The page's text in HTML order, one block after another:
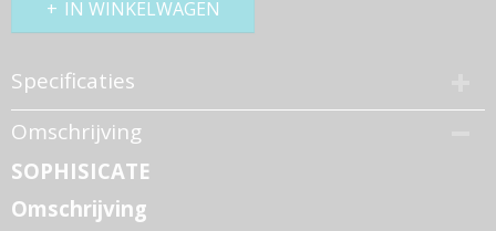
IN WINKELWAGEN
Specificaties
Productcode
746-694
Bruto gewicht
Omschrijving
SOPHISICATE
Omschrijving